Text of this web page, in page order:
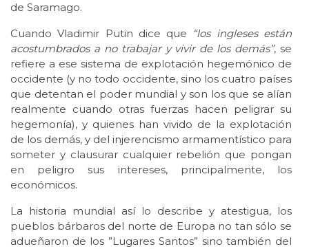
de Saramago.
Cuando Vladimir Putin dice que
“los ingleses están
acostumbrados a no trabajar y vivir de los demás”, se
refiere a ese sistema de explotación hegemónico de
occidente (y no todo occidente, sino los cuatro países
que detentan el poder mundial y son los que se alían
realmente cuando otras fuerzas hacen peligrar su
hegemonía), y quienes han vivido de la explotación
de los demás, y del injerencismo armamentístico para
someter y clausurar cualquier rebelión que pongan
en peligro sus intereses, principalmente, los
económicos.
La historia mundial así lo describe y atestigua, los
pueblos bárbaros del norte de Europa no tan sólo se
adueñaron de los ”Lugares Santos” sino también del